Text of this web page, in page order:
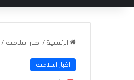
الرئيسية / اخبار اسلامية /
اخبار اسلامية